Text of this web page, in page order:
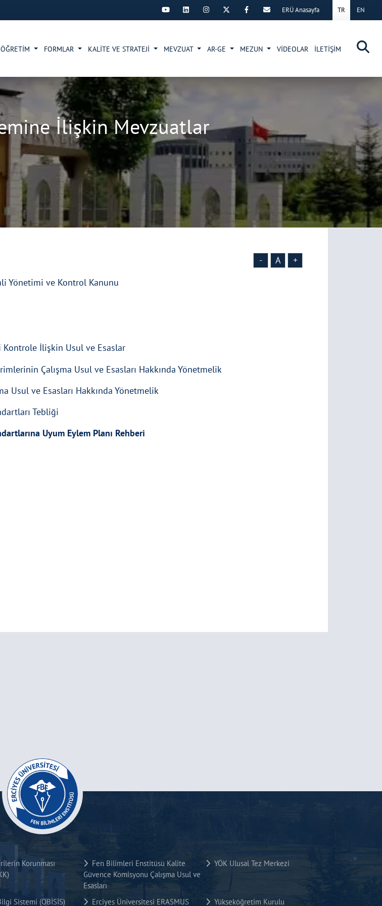
×
TR EN
ERÜ Anasayfa
FORMLAR KALİTE VE STRATEJİ MEVZUAT AR-GE MEZUN VİDEOLAR İLETİŞİM
İlişkin Mevzuatlar
- A
+
Yönetimi ve Kontrol Kanunu
İlişkin Usul ve Esaslar
Çalışma Usul ve Esasları Hakkında Yönetmelik
Usul ve Esasları Hakkında Yönetmelik
Tebliği
Uyum Eylem Planı Rehberi
Korunması
Fen Bilimleri Enstitüsü Kalite
Güvence Komisyonu Çalışma Usul ve
Esasları
YÖK Ulusal Tez Merkezi
Sistemi (OBİSİS) Erciyes Üniversitesi ERASMUS Yükseköğretim Kurulu